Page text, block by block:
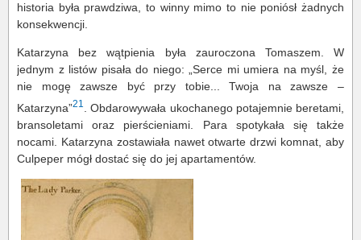
historia była prawdziwa, to winny mimo to nie poniósł żadnych
konsekwencji.
Katarzyna bez wątpienia była zauroczona Tomaszem. W
jednym z listów pisała do niego: „Serce mi umiera na myśl, że
nie mogę zawsze być przy tobie... Twoja na zawsze –
Katarzyna”21
. Obdarowywała ukochanego potajemnie beretami,
bransoletami oraz pierścieniami. Para spotykała się także
nocami. Katarzyna zostawiała nawet otwarte drzwi komnat, aby
Culpeper mógł dostać się do jej apartamentów.